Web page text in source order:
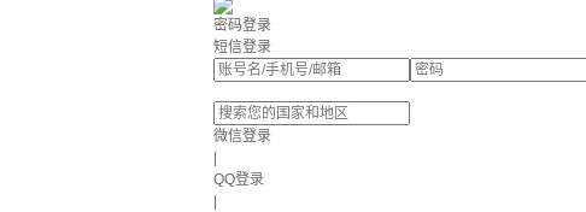
密码登录
短信登录
微信登录
QQ登录